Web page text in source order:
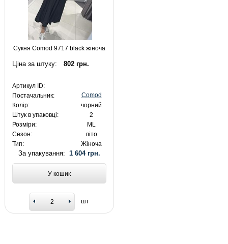
Сукня Comod 9717 black жіноча
Ціна за штуку: 802 грн.
Артикул ID:
Постачальник:
Comod
Колір:
чорний
Штук в упаковці:
2
Розміри:
ML
Сезон:
літо
Тип:
Жіноча
За упакування: 1 604 грн.
У кошик
шт